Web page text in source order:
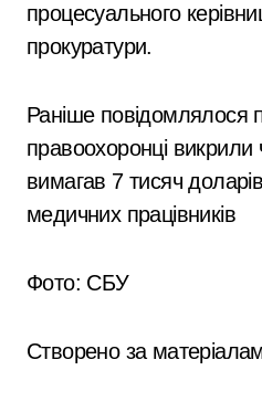
процесуального
прокуратури.
Раніше повідомлялося
правоохоронці викрили
вимагав 7 тисяч
медичних працівників
Фото: СБУ
Створено за